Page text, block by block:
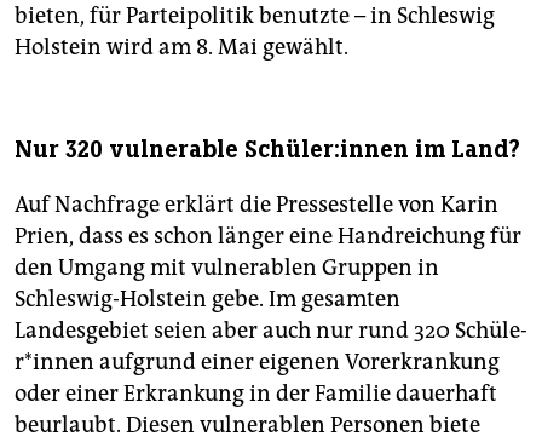
bieten, für Parteipolitik benutzte – in Schleswig
Holstein wird am 8. Mai gewählt.
Nur 320 vulnerable Schü­le­r:in­nen im Land?
Auf Nachfrage erklärt die Pressestelle von Karin
Prien, dass es schon länger eine Handreichung für
den Umgang mit vulnerablen Gruppen in
Schleswig-Holstein gebe. Im gesamten
Landesgebiet seien aber auch nur rund 320 Schü­le­
r*in­nen aufgrund einer eigenen Vorerkrankung
oder einer Erkrankung in der Familie dauerhaft
beurlaubt. Diesen vulnerablen Personen biete